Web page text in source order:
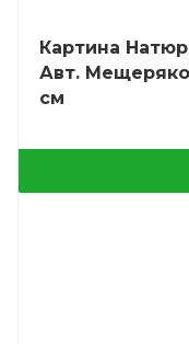
Картина
Авт.
см